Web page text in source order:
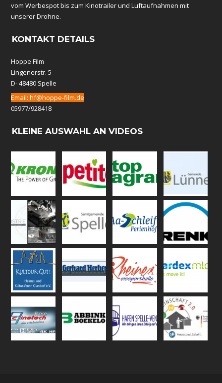
vom Werbespot bis zum Kinotrailer und Luftaufnahmen mit
unserer Drohne.
KONTAKT DETAILS
Hoppe Film
Lingenerstr. 5
D- 48480 Spelle
Email:hf@hoppe-film.de
05977/928418
KLEINE AUSWAHL AN VIDEOS